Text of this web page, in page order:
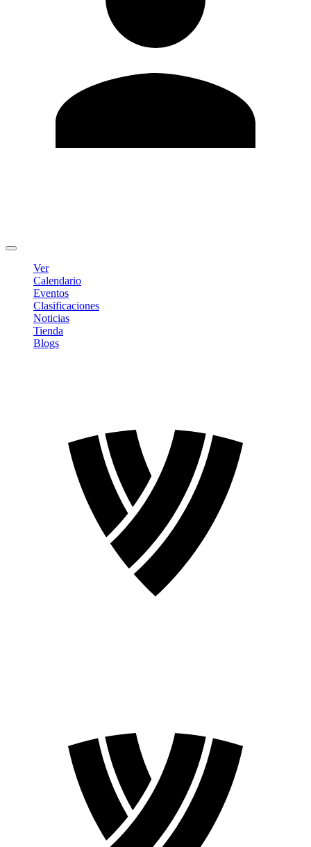
Ver
Calendario
Eventos
Clasificaciones
Noticias
Tienda
Blogs